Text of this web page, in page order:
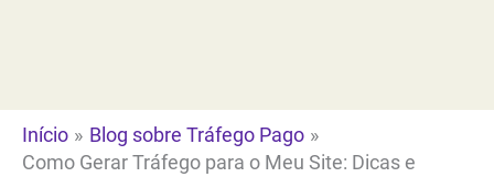
conteúdo
Início
Blog sobre Tráfego Pago
Como Gerar Tráfego para o Meu Site: Dicas e